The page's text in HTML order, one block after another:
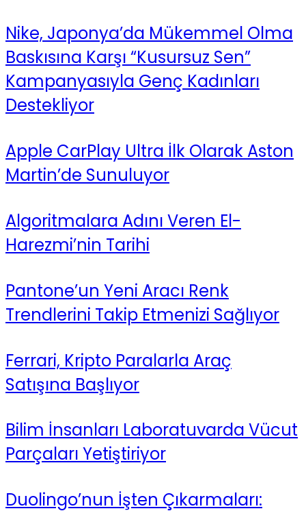
Nike, Japonya’da Mükemmel Olma
Baskısına Karşı “Kusursuz Sen”
Kampanyasıyla Genç Kadınları
Destekliyor
Apple CarPlay Ultra İlk Olarak Aston
Martin’de Sunuluyor
Algoritmalara Adını Veren El-
Harezmi’nin Tarihi
Pantone’un Yeni Aracı Renk
Trendlerini Takip Etmenizi Sağlıyor
Ferrari, Kripto Paralarla Araç
Satışına Başlıyor
Bilim İnsanları Laboratuvarda Vücut
Parçaları Yetiştiriyor
Duolingo’nun İşten Çıkarmaları: